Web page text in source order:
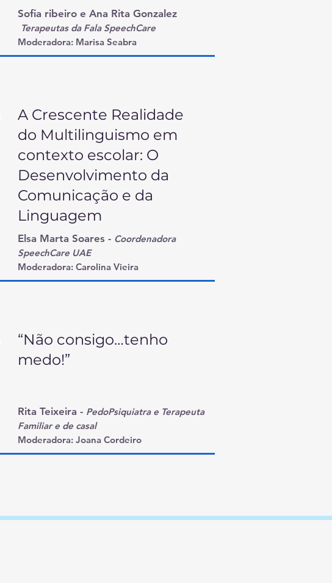
Sofia ribeiro e Ana Rita Gonzalez
Terapeutas da Fala SpeechCare
Moderadora:Marisa Seabra
A Crescente Realidade
do Multilinguismo em
contexto escolar: O
Desenvolvimento da
Comunicação e da
Linguagem
Elsa Marta Soares - Coordenadora
SpeechCare UAE
Moderadora: Carolina Vieira
“Não consigo…tenho
medo!”
Rita Teixeira - PedoPsiquiatra e Terapeuta
Familiar e de casal
Moderadora:Joana Cordeiro